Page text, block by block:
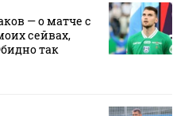
— о матче с
сейвах,
так